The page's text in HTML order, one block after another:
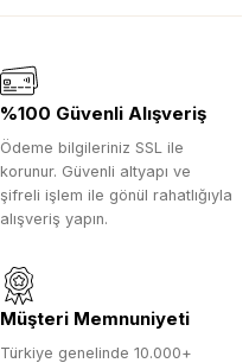
%100 Güvenli Alışveriş
Ödeme bilgileriniz SSL ile
korunur. Güvenli altyapı ve
şifreli işlem ile gönül rahatlığıyla
alışveriş yapın.
Müşteri Memnuniyeti
Türkiye genelinde 10.000+